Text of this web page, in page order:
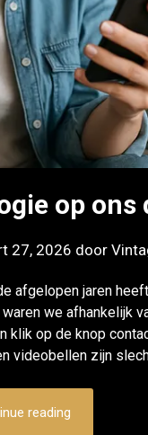
op ons
27, 2026 door
afgelopen jaren
we afhankelijk
klik op de knop
videobellen zijn
reading